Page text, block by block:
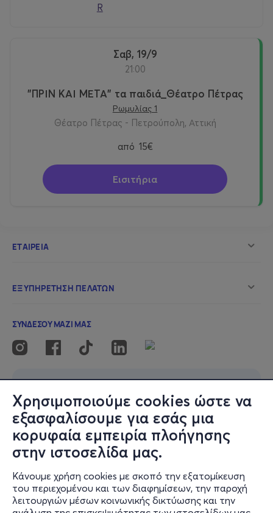
Χρησιμοποιούμε cookies ώστε να
εξασφαλίσουμε για εσάς μια
κορυφαία εμπειρία πλοήγησης
στην ιστοσελίδα μας.
Κάνουμε χρήση cookies με σκοπό την εξατομίκευση
του περιεχομένου και των διαφημίσεων, την παροχή
λειτουργιών μέσων κοινωνικής δικτύωσης και την
R
Σαβ, 19/9
21:00
"ΠΡΙΝ ΚΑΙ ΜΕΤΑ" τα παιδιά_Θέατρο Πέτρας
Ρωμυλίας 1
Θέατρο Πέτρας - Πετρούπολη, Αττική
από 15€
Εισιτήρια